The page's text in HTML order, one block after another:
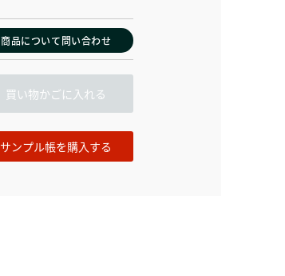
商品について問い合わせ
買い物かごに入れる